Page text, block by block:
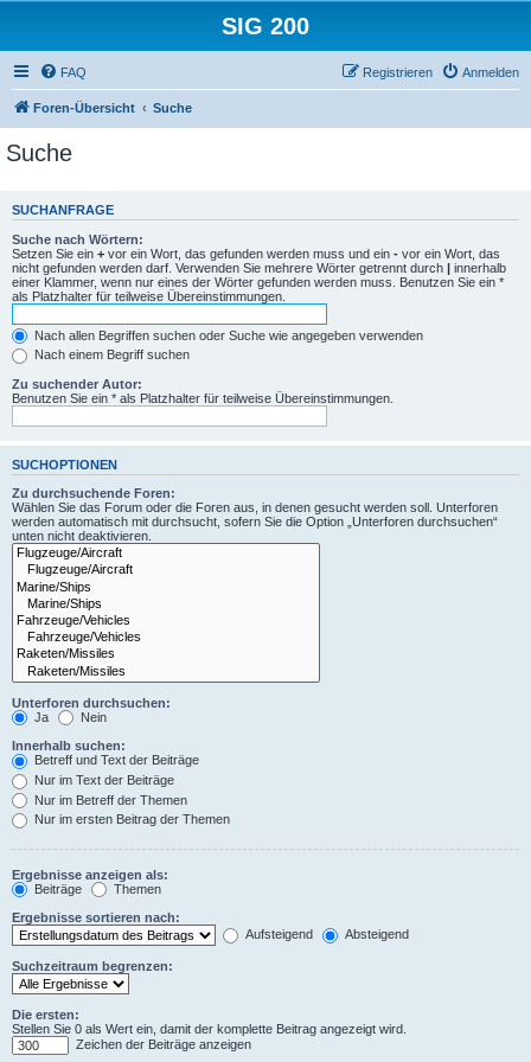
SIG 200
FAQ Anmelden
Registrieren
Foren-Übersicht Suche
Suche
SUCHANFRAGE
Suche nach Wörtern:
Setzen Sie ein + vor ein Wort, das gefunden werden muss und ein - vor ein Wort, das
nicht gefunden werden darf. Verwenden Sie mehrere Wörter getrennt durch | innerhalb
einer Klammer, wenn nur eines der Wörter gefunden werden muss. Benutzen Sie ein *
als Platzhalter für teilweise Übereinstimmungen.
Nach allen Begriffen suchen oder Suche wie angegeben verwenden
Nach einem Begriff suchen
Zu suchender Autor:
Benutzen Sie ein * als Platzhalter für teilweise Übereinstimmungen.
SUCHOPTIONEN
Zu durchsuchende Foren:
Wählen Sie das Forum oder die Foren aus, in denen gesucht werden soll. Unterforen
werden automatisch mit durchsucht, sofern Sie die Option „Unterforen durchsuchen“
unten nicht deaktivieren.
Unterforen durchsuchen:
Ja
Nein
Innerhalb suchen:
Betreff und Text der Beiträge
Nur im Text der Beiträge
Nur im Betreff der Themen
Nur im ersten Beitrag der Themen
Ergebnisse anzeigen als:
Beiträge
Themen
Ergebnisse sortieren nach:
Aufsteigend
Absteigend
Suchzeitraum begrenzen:
Die ersten:
Stellen Sie 0 als Wert ein, damit der komplette Beitrag angezeigt wird.
Zeichen der Beiträge anzeigen